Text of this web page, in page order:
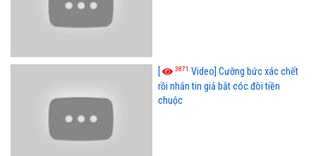
[ 3871 Video] Cưỡng bức xác chết
rồi nhắn tin giả bắt cóc đòi tiền
chuộc